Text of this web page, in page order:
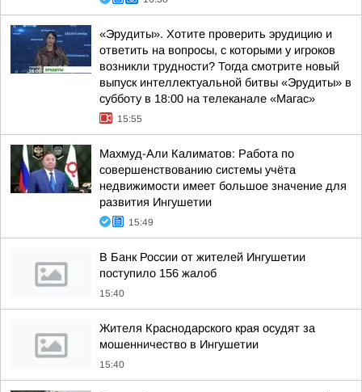
«Эрудиты». Хотите проверить эрудицию и
ответить на вопросы, с которыми у игроков
возникли трудности? Тогда смотрите новый
выпуск интеллектуальной битвы «Эрудиты» в
субботу в 18:00 на телеканале «Магас»
15:55
Махмуд-Али Калиматов: Работа по
совершенствованию системы учёта
недвижимости имеет большое значение для
развития Ингушетии
15:49
В Банк России от жителей Ингушетии
поступило 156 жалоб
15:40
Жителя Краснодарского края осудят за
мошенничество в Ингушетии
15:40